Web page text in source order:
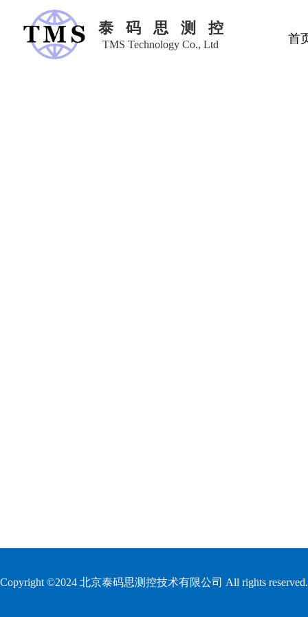
Copyright ©2024 北京泰码思测控技术有限公司 All rights reserved.